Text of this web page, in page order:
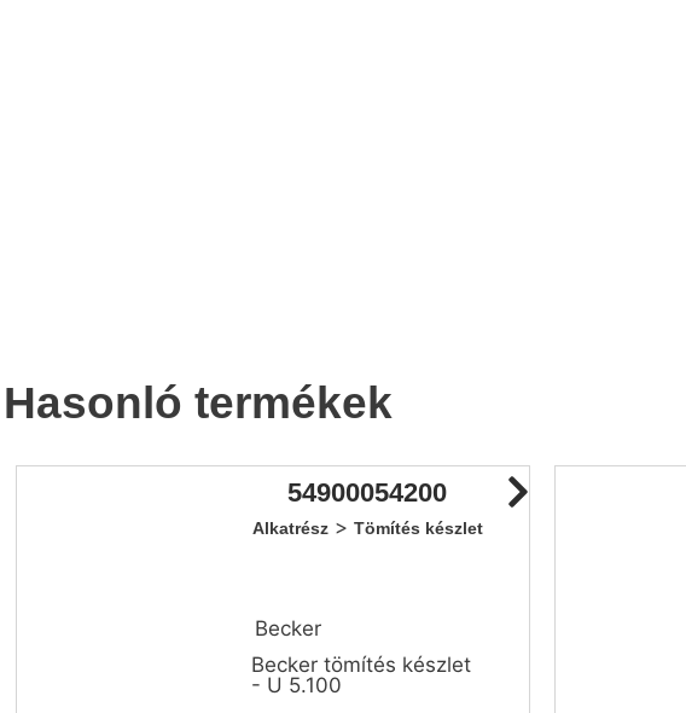
Hasonló termékek
54900054200
Alkatrész> Tömítés készlet
Becker
Becker tömítés készlet
- U 5.100